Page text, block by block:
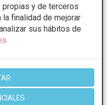
y de terceros
finalidad de mejorar
sus hábitos de
de estas, generalmente
colágeno, en ocasiones
etc.
las cicatrices, lo
una intervención.